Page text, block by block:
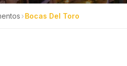
›Bocas Del Toro